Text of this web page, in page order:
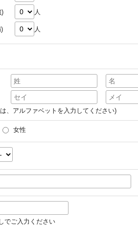
) 人
人
、アルファベットを入力してください)
女性
でご入力ください